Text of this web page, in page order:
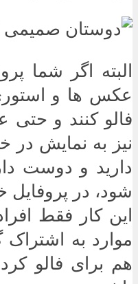
البته اگر شما
عکس ها و استوری
فالو کنند و
نیز به نمایش در
دارید و دوست
این کار فقط
موارد به اشتراک
هم برای فالو